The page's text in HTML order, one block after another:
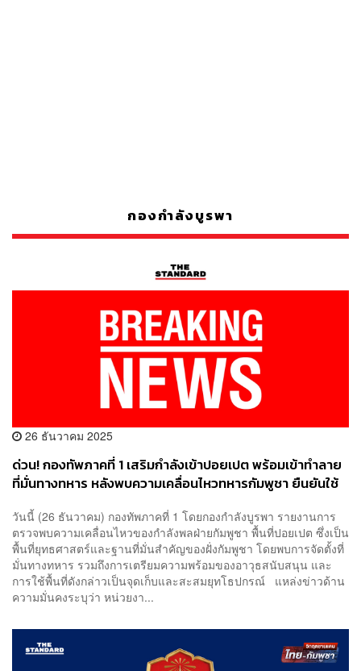
กองกำลังบูรพา
26 ธันวาคม 2025
ด่วน! กองทัพภาคที่ 1 เสริมกำลังเข้าปอยเปต พร้อมเข้าทำลาย
ที่มั่นทางทหาร หลังพบความเคลื่อนไหวทหารกัมพูชา ยืนยันใช้
วันนี้ (26 ธันวาคม) กองทัพภาคที่ 1 โดยกองกำลังบูรพา รายงานการ
ตรวจพบความเคลื่อนไหวของกำลังพลฝ่ายกัมพูชา พื้นที่ปอยเปต ซึ่งเป็น
พื้นที่ยุทธศาสตร์และฐานที่มั่นสำคัญของฝั่งกัมพูชา โดยพบการจัดตั้งที่
มั่นทางทหาร รวมถึงการเตรียมความพร้อมของอาวุธสนับสนุน และ
การใช้พื้นที่ดังกล่าวเป็นจุดเก็บและสะสมยุทโธปกรณ์ แหล่งข่าวด้าน
ความมั่นคงระบุว่า หน่วยงา...